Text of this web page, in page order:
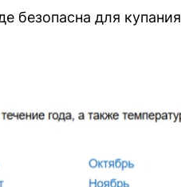
безопасна для купания